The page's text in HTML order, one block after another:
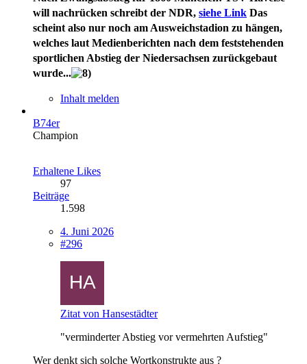
will nachrücken schreibt der NDR, siehe Link Das
scheint also nur noch am Ausweichstadion zu hängen,
welches laut Medienberichten nach dem feststehenden
sportlichen Abstieg der Niedersachsen zurückgebaut
wurde...
Inhalt melden
B74er
Champion
Erhaltene Likes
97
Beiträge
1.598
4. Juni 2026
#296
Zitat von Hansestädter
"verminderter Abstieg vor vermehrten Aufstieg"
Wer denkt sich solche Wortkonstrukte aus ?